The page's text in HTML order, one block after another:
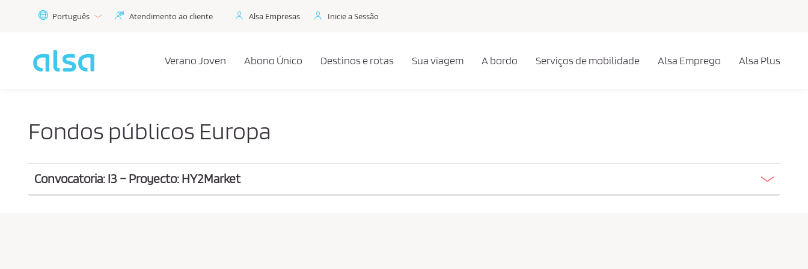
Skip to Main Content
Português Atendimento ao cliente Alsa Empresas Inicie a Sessão
Verano Joven Abono Único Destinos e rotas Sua viagem A bordo Serviços de mobilidade Alsa Emprego Alsa Plus
Fondos públicos Europa
Convocatoria: I3 – Proyecto: HY2Market